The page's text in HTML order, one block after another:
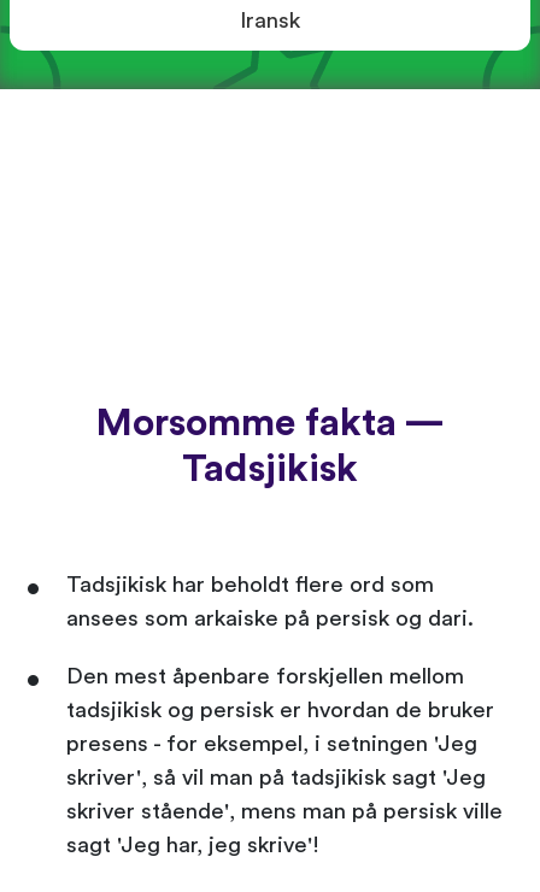
Iransk
Morsomme fakta —
Tadsjikisk
Tadsjikisk har beholdt flere ord som
ansees som arkaiske på persisk og dari.
Den mest åpenbare forskjellen mellom
tadsjikisk og persisk er hvordan de bruker
presens - for eksempel, i setningen 'Jeg
skriver', så vil man på tadsjikisk sagt 'Jeg
skriver stående', mens man på persisk ville
sagt 'Jeg har, jeg skrive'!